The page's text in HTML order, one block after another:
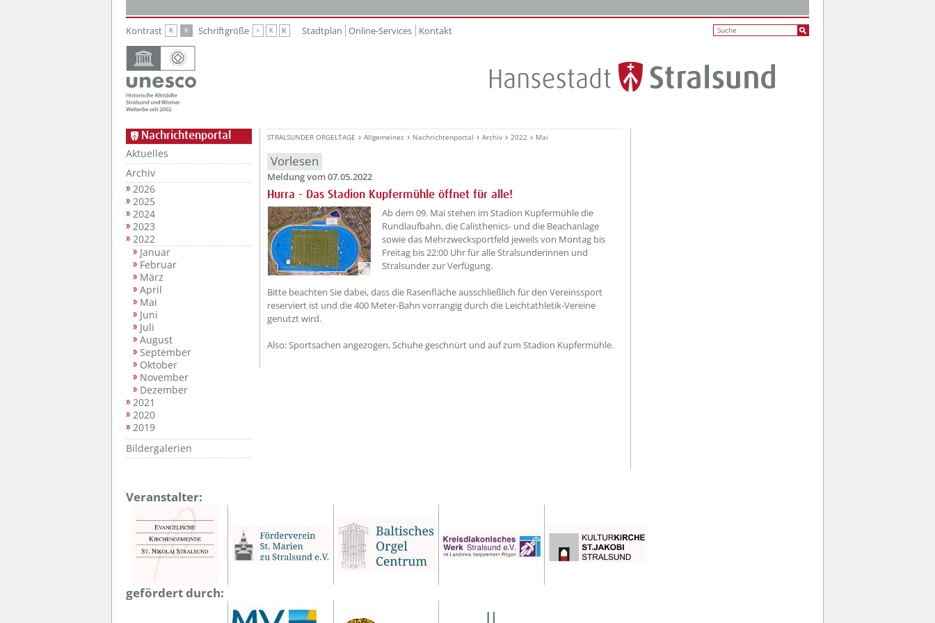
Kontrast K K Schriftgröße K K K Stadtplan Online-Services Kontakt
Nachrichtenportal
Aktuelles
Archiv
2026
2025
2024
2023
2022
Januar
Februar
März
April
Mai
Juni
Juli
August
September
Oktober
November
Dezember
2021
2020
2019
Bildergalerien
STRALSUNDER ORGELTAGE Allgemeines Nachrichtenportal Archiv 2022 Mai
Vorlesen
Meldung vom 07.05.2022
Hurra - Das Stadion Kupfermühle öffnet für alle!
??? absaetzeOben[1]/titel ???
Ab dem 09. Mai stehen im Stadion Kupfermühle die
Rundlaufbahn, die Calisthenics- und die Beachanlage
sowie das Mehrzwecksportfeld jeweils von Montag bis
Freitag bis 22:00 Uhr für alle Stralsunderinnen und
Stralsunder zur Verfügung.
Bitte beachten Sie dabei, dass die Rasenfläche ausschließlich für den Vereinssport
reserviert ist und die 400 Meter-Bahn vorrangig durch die Leichtathletik-Vereine
genutzt wird.
Also: Sportsachen angezogen, Schuhe geschnürt und auf zum Stadion Kupfermühle.
Veranstalter:
gefördert durch: